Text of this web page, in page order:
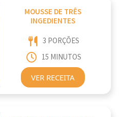
MOUSSE DE TRÊS
INGEDIENTES
3 PORÇÕES
15 MINUTOS
VER RECEITA